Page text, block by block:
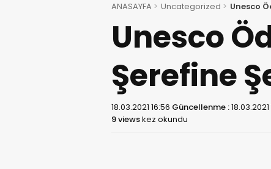
ANASAYFA Uncategorized Unesco
Unesco
Şerefine
18.03.2021 16:56 Güncellenme :18.03.2021
9 viewskez okundu